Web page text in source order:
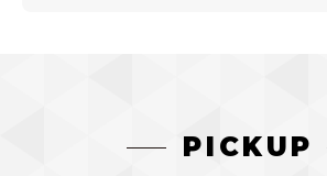
PICKUP